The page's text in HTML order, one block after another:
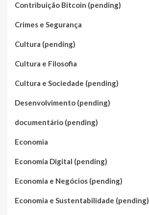
Contribuição Bitcoin (pending)
Crimes e Segurança
Cultura (pending)
Cultura e Filosofia
Cultura e Sociedade (pending)
Desenvolvimento (pending)
documentário (pending)
Economia
Economia Digital (pending)
Economia e Negócios (pending)
Economia e Sustentabilidade (pending)